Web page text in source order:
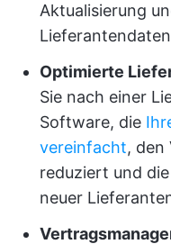
Aktualisierung
Optimierte
Sie nach einer
Software, die
vereinfacht, den
reduziert und
neuer